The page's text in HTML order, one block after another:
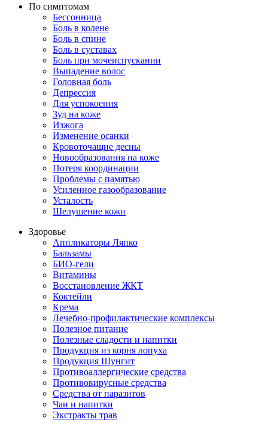
По симптомам
Бессонница
Боль в колене
Боль в спине
Боль в суставах
Боль при мочеиспускании
Выпадение волос
Головная боль
Депрессия
Для успокоения
Зуд на коже
Изжога
Изменение осанки
Кровоточащие десны
Новообразования на коже
Потеря координации
Проблемы с памятью
Усиленное газообразование
Усталость
Шелушение кожи
Здоровье
Аппликаторы Ляпко
Бальзамы
БИО-гели
Витамины
Восстановление ЖКТ
Коктейли
Крема
Лечебно-профилактические комплексы
Полезное питание
Полезные сладости и напитки
Продукция из корня лопуха
Продукция Шунгит
Противоаллергические средства
Противовирусные средства
Средства от паразитов
Чаи и напитки
Экстракты трав